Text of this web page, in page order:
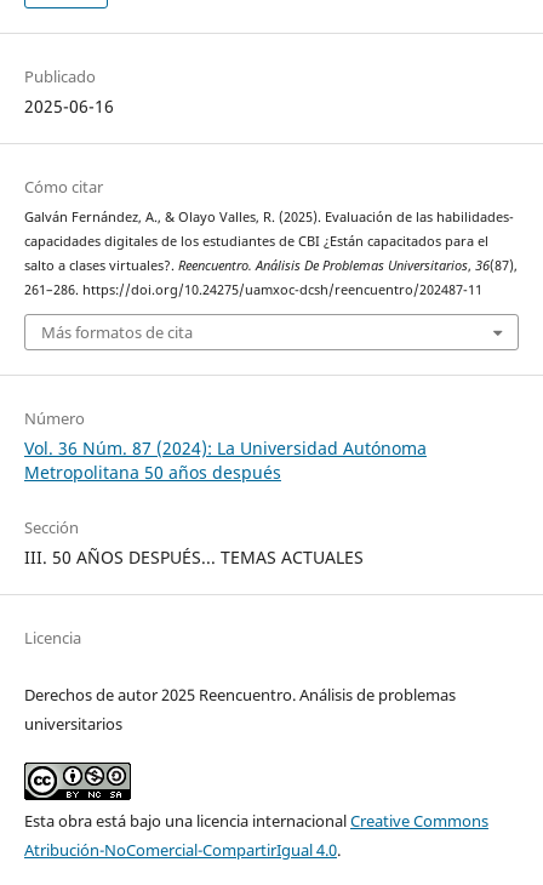
Publicado
2025-06-16
Cómo citar
Galván Fernández, A., & Olayo Valles, R. (2025). Evaluación de las habilidades-
capacidades digitales de los estudiantes de CBI ¿Están capacitados para el
salto a clases virtuales?. Reencuentro. Análisis De Problemas Universitarios, 36(87),
261–286. https://doi.org/10.24275/uamxoc-dcsh/reencuentro/202487-11
Más formatos de cita
Número
Vol. 36 Núm. 87 (2024): La Universidad Autónoma
Metropolitana 50 años después
Sección
III. 50 AÑOS DESPUÉS... TEMAS ACTUALES
Licencia
Derechos de autor 2025 Reencuentro. Análisis de problemas
universitarios
Esta obra está bajo una licencia internacionalCreative Commons
Atribución-NoComercial-CompartirIgual 4.0.